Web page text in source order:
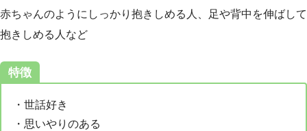
赤ちゃんのようにしっかり抱きしめる人、足や背中を伸ばして
抱きしめる人など
特徴
・世話好き
・思いやりのある